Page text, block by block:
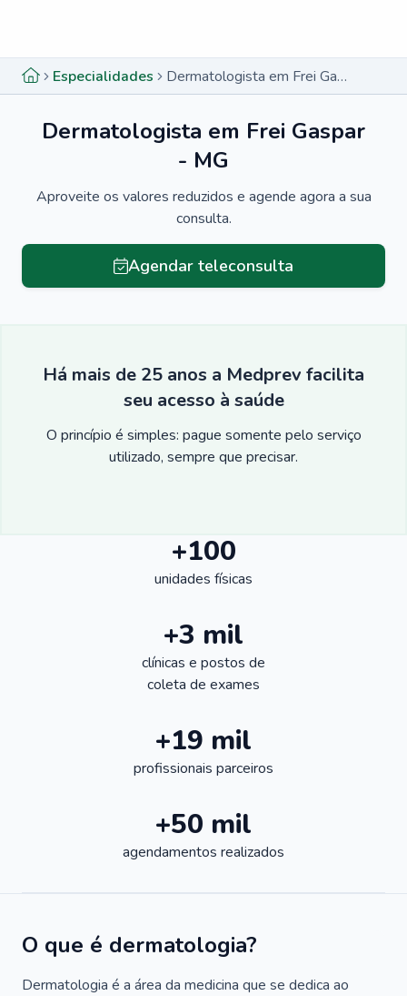
Especialidades Dermatologista em Frei Gaspar - MG
Dermatologista em Frei Gaspar
- MG
Aproveite os valores reduzidos e agende agora a sua
consulta.
Agendar teleconsulta
Há mais de 25 anos a Medprev facilita
seu acesso à saúde
O princípio é simples: pague somente pelo serviço
utilizado, sempre que precisar.
+100
unidades físicas
+3 mil
clínicas e postos de
coleta de exames
+19 mil
profissionais parceiros
+50 mil
agendamentos realizados
O que é dermatologia?
Dermatologia é a área da medicina que se dedica ao